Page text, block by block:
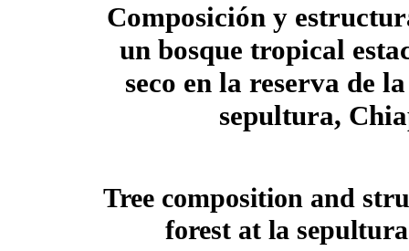
Composición y
un bosque tropical
seco en la reserva de
sepultura,
Tree composition and
forest at la